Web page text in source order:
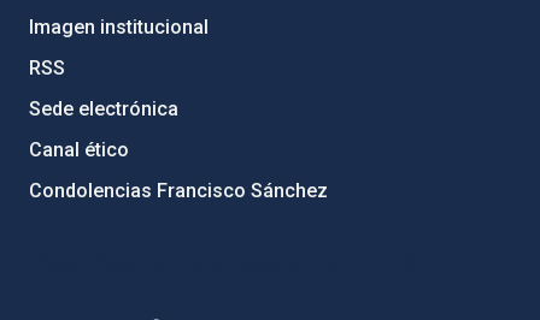
Imagen institucional
RSS
Sede electrónica
Canal ético
Condolencias Francisco Sánchez